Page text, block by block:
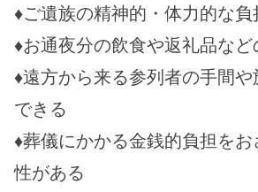
♦ご遺族の精神的・体力的な
♦お通夜分の飲食や返礼品な
♦遠方から来る参列者の手間
できる
♦葬儀にかかる金銭的負担を
性がある